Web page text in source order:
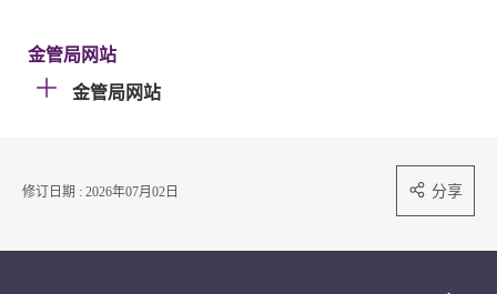
金管局网站
金管局网站
修订日期 : 2026年07月02日 分享